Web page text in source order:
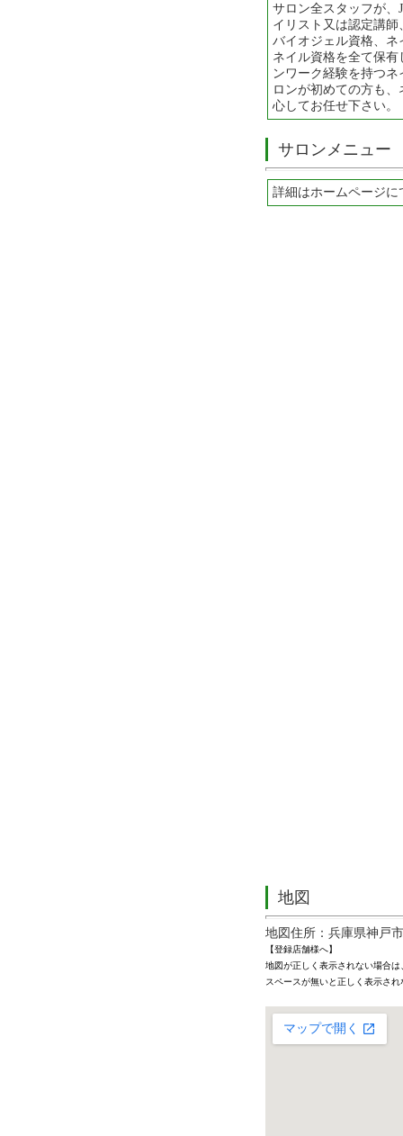
サロン全スタッフが、
イリスト又は認定講
バイオジェル資格、
ネイル資格を全て保
ンワーク経験を持つ
ロンが初めての方も
心してお任せ下さい。
サロンメニュー
詳細はホームページに
地図
地図住所：兵庫県神戸
【登録店舗様へ】
地図が正しく表示されない場合
スペースが無いと正しく表示さ